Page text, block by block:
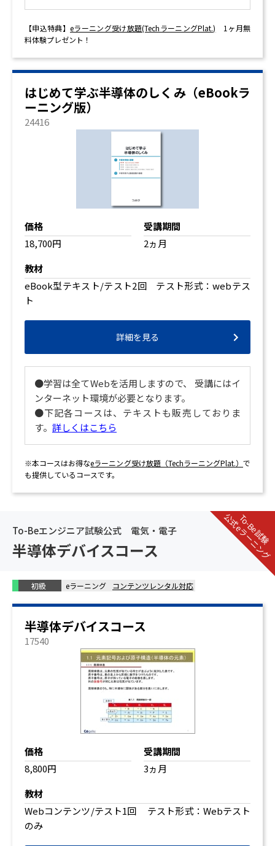
【申込特典】 eラーニング受け放題(TechラーニングPlat.) 1ヶ月無
料体験プレゼント！
はじめて学ぶ半導体のしくみ（eBookラ
ーニング版）
24416
価格
18,700円
受講期間
2ヵ月
教材
eBook型テキスト/テスト2回 テスト形式：webテス
ト
詳細を見る
●学習は全てWebを活用しますので、 受講にはイ
ンターネット環境が必要となります。
●下記各コースは、テキストも販売しておりま
す。 詳しくはこちら
※本コースはお得なeラーニング受け放題（TechラーニングPlat.）で
も提供しているコースです。
To-Beエンジニア試験公式 電気・電子
半導体デバイスコース
To-Be試験
公式eラーニング
初級 eラーニング コンテンツレンタル対応
半導体デバイスコース
17540
価格
8,800円
受講期間
3ヵ月
教材
Webコンテンツ/テスト1回 テスト形式：Webテスト
のみ